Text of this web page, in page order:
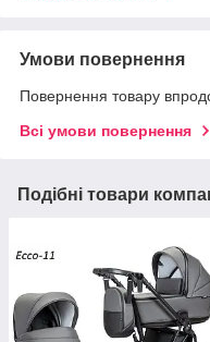
Умови повернення
Повернення товару
Всі умови повернення
Подібні товари